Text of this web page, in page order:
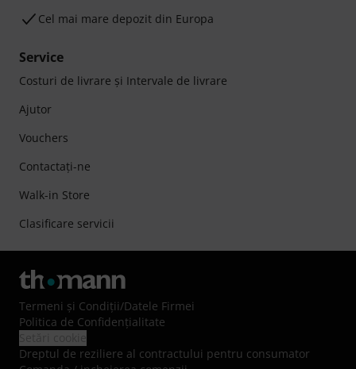
Cel mai mare depozit din Europa
Service
Costuri de livrare şi Intervale de livrare
Ajutor
Vouchers
Contactaţi-ne
Walk-in Store
Clasificare servicii
Termeni şi Condiţii/Datele Firmei
Politica de Confidenţialitate
Dreptul de reziliere al contractului pentru consumator